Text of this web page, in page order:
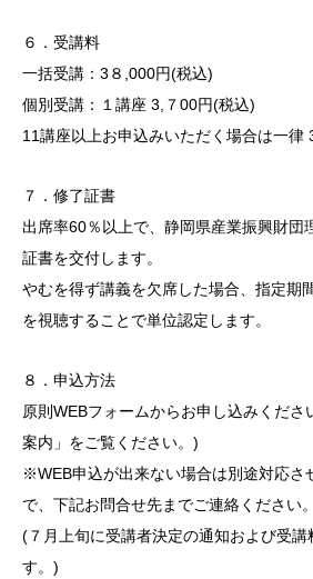
６．受講料
一括受講：3８,000円(税込)
個別受講：１講座 3,７00円(税込)
11講座以上お申込みいただく場合は一律
７．修了証書
出席率60％以上で、静岡県産業振興財団
証書を交付します。
やむを得ず講義を欠席した場合、指定期
を視聴することで単位認定します。
８．申込方法
原則WEBフォームからお申し込みくだ
案内」をご覧ください。)
※WEB申込が出来ない場合は別途対応さ
で、下記お問合せ先までご連絡ください。
(７月上旬に受講者決定の通知および受講
す。)